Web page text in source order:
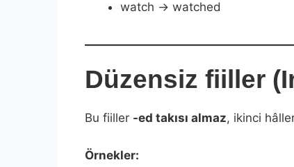
watch → watched
Düzensiz fiiller
Bu fiiller -ed takısı almaz, ikinci
Örnekler: